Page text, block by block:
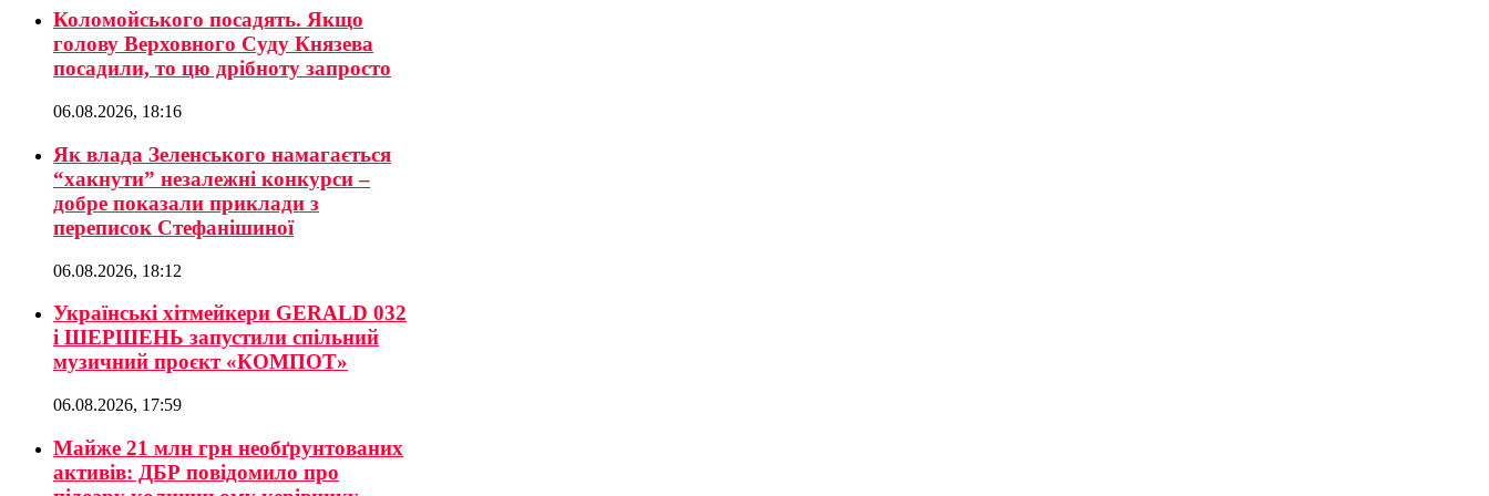
Коломойського посадять. Якщо
голову Верховного Суду Князева
посадили, то цю дрібноту запросто
06.08.2026, 18:16
Як влада Зеленського намагається
“хакнути” незалежні конкурси –
добре показали приклади з
переписок Стефанішиної
06.08.2026, 18:12
Українські хітмейкери GERALD 032
і ШЕРШЕНЬ запустили спільний
музичний проєкт «КОМПОТ»
06.08.2026, 17:59
Майже 21 млн грн необґрунтованих
активів: ДБР повідомило про